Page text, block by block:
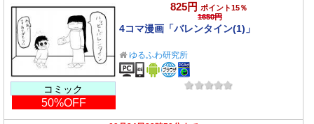
コミック
50%OFF
825円 ポイント15％
1650円
4コマ漫画「バレンタイン(1)」
ゆるふわ研究所